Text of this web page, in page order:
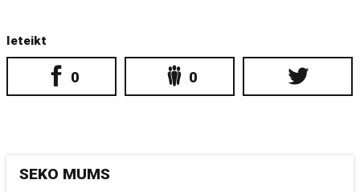
Ieteikt
0 0
SEKO MUMS